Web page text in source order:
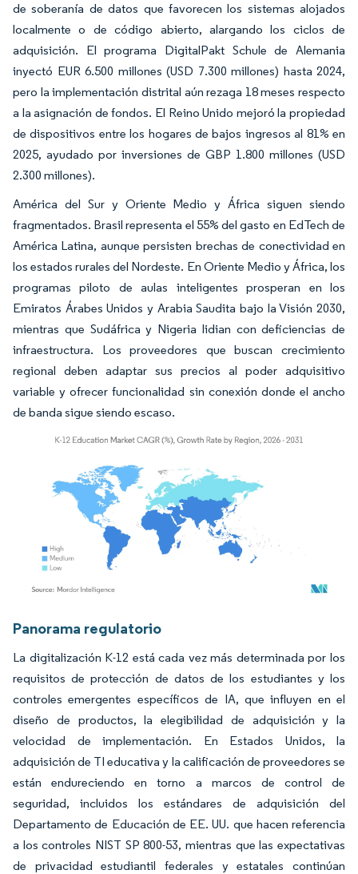
de soberanía de datos que favorecen los sistemas alojados
localmente o de código abierto, alargando los ciclos de
adquisición. El programa DigitalPakt Schule de Alemania
inyectó EUR 6.500 millones (USD 7.300 millones) hasta 2024,
pero la implementación distrital aún rezaga 18 meses respecto
a la asignación de fondos. El Reino Unido mejoró la propiedad
de dispositivos entre los hogares de bajos ingresos al 81% en
2025, ayudado por inversiones de GBP 1.800 millones (USD
2.300 millones).
América del Sur y Oriente Medio y África siguen siendo
fragmentados. Brasil representa el 55% del gasto en EdTech de
América Latina, aunque persisten brechas de conectividad en
los estados rurales del Nordeste. En Oriente Medio y África, los
programas piloto de aulas inteligentes prosperan en los
Emiratos Árabes Unidos y Arabia Saudita bajo la Visión 2030,
mientras que Sudáfrica y Nigeria lidian con deficiencias de
infraestructura. Los proveedores que buscan crecimiento
regional deben adaptar sus precios al poder adquisitivo
variable y ofrecer funcionalidad sin conexión donde el ancho
de banda sigue siendo escaso.
Panorama regulatorio
La digitalización K-12 está cada vez más determinada por los
requisitos de protección de datos de los estudiantes y los
controles emergentes específicos de IA, que influyen en el
diseño de productos, la elegibilidad de adquisición y la
velocidad de implementación. En Estados Unidos, la
adquisición de TI educativa y la calificación de proveedores se
están endureciendo en torno a marcos de control de
seguridad, incluidos los estándares de adquisición del
Departamento de Educación de EE. UU. que hacen referencia
a los controles NIST SP 800-53, mientras que las expectativas
de privacidad estudiantil federales y estatales continúan